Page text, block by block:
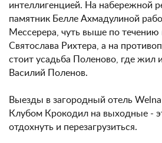
интеллигенцией. На набережной
памятник Белле Ахмадулиной
Мессерера, чуть выше по
Святослава Рихтера, а на
стоит усадьба Поленово, где жил
Василий Поленов.
Выезды в загородный отель Welna
Клубом Крокодил на выходные -
отдохнуть и перезагрузитьcя.